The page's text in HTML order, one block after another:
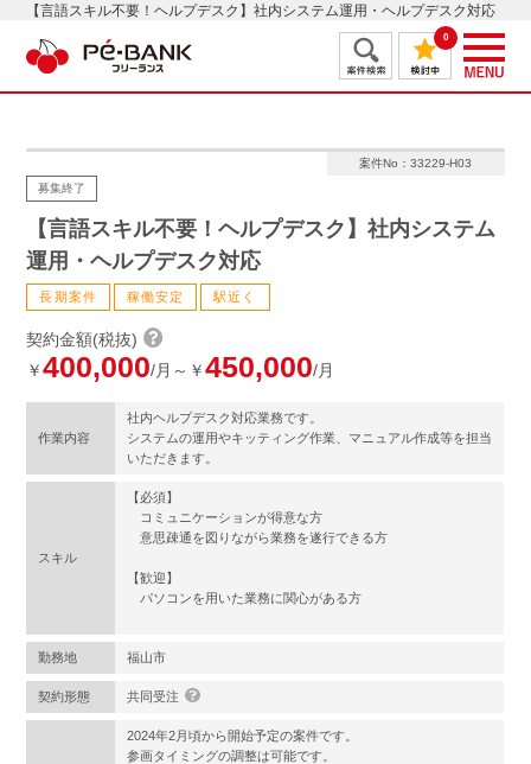
【言語スキル不要！ヘルプデスク】社内システム運用・ヘルプデスク対応
0
案件No：33229-H03
募集終了
【言語スキル不要！ヘルプデスク】社内システム
運用・ヘルプデスク対応
長期案件 稼働安定 駅近く
契約金額(税抜)
￥400,000/月～￥450,000/月
作業内容
社内ヘルプデスク対応業務です。
システムの運用やキッティング作業、マニュアル作成等を担当
いただきます。
スキル
【必須】
コミュニケーションが得意な方
意思疎通を図りながら業務を遂行できる方
【歓迎】
パソコンを用いた業務に関心がある方
勤務地 福山市
契約形態 共同受注
2024年2月頃から開始予定の案件です。
参画タイミングの調整は可能です。